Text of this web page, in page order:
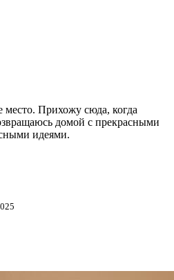
место. Прихожу сюда, когда
домой с прекрасными
идеями.